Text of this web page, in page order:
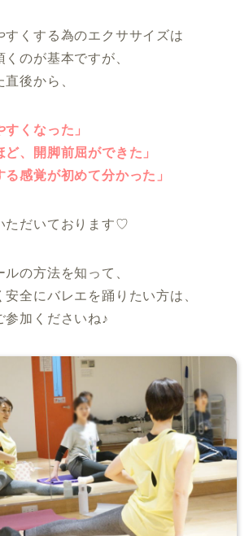
すくする為のエクササイズは
のが基本ですが、
後から、
すくなった」
ど、開脚前屈ができた」
る感覚が初めて分かった」
ただいております♡
の方法を知って、
全にバレエを踊りたい方は、
参加くださいね♪